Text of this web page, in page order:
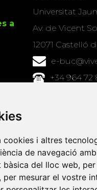
i altres
de navegació
del lloc web,
, per mesurar el vostre
a
Universitat
Av. de Vicent
12071 Castelló
e-
+34 964 72